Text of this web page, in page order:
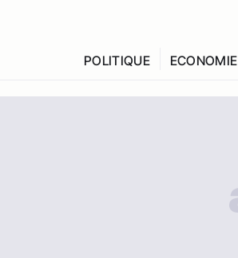
POLITIQUE ECONOMIE